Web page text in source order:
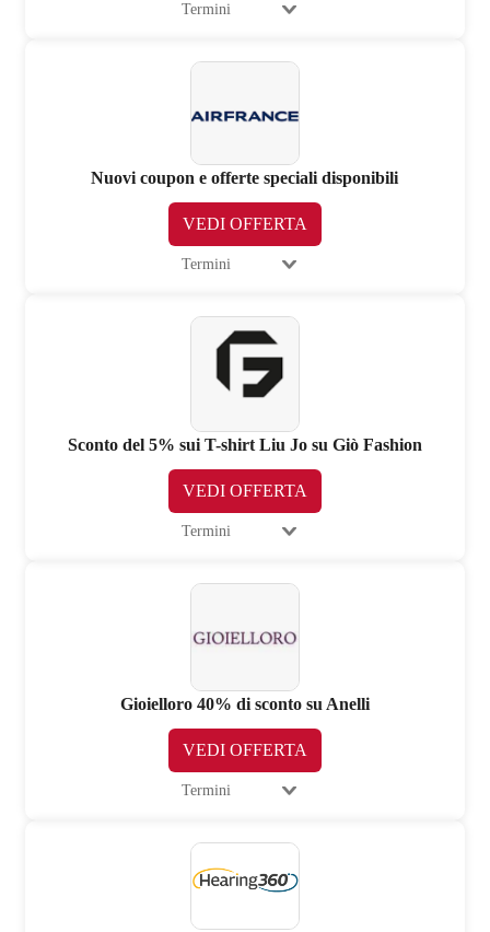
Termini
Nuovi coupon e offerte speciali disponibili
VEDI OFFERTA
Termini
Sconto del 5% sui T-shirt Liu Jo su Giò Fashion
VEDI OFFERTA
Termini
Gioielloro 40% di sconto su Anelli
VEDI OFFERTA
Termini